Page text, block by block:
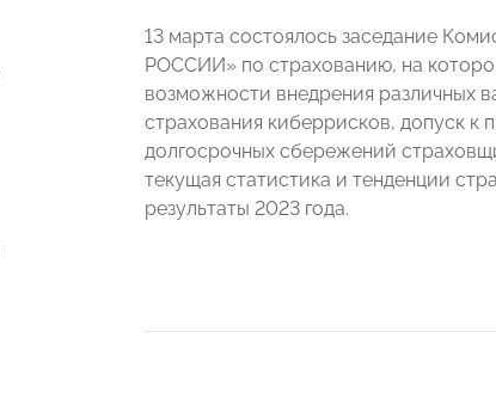
13 марта состоялось заседание
РОССИИ» по страхованию, на
возможности внедрения различных
страхования киберрисков, допуск к
долгосрочных сбережений
текущая статистика и тенденции
результаты 2023 года.